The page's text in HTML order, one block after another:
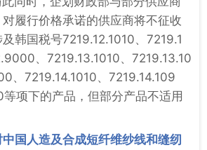
履行价格承诺的供应商将不征收
韩国税号7219.12.1010、7219.1
、7219.13.1010、7219.13.10
、7219.14.1010、7219.14.109
项下的产品，但部分产品不适用
国人造及合成短纤维纱线和缝纫